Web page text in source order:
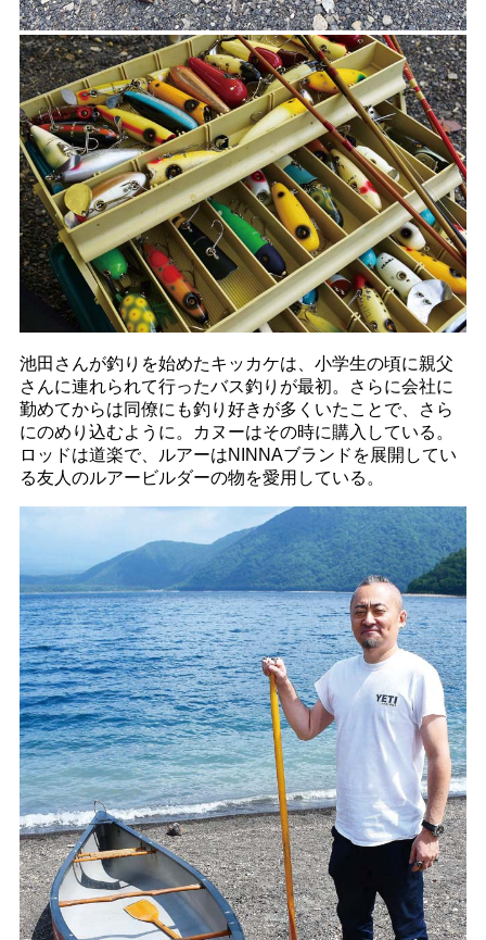
池田さんが釣りを始めたキッカケは、小学生の頃に親父
さんに連れられて行ったバス釣りが最初。さらに会社に
勤めてからは同僚にも釣り好きが多くいたことで、さら
にのめり込むように。カヌーはその時に購入している。
ロッドは道楽で、ルアーはNINNAブランドを展開してい
る友人のルアービルダーの物を愛用している。